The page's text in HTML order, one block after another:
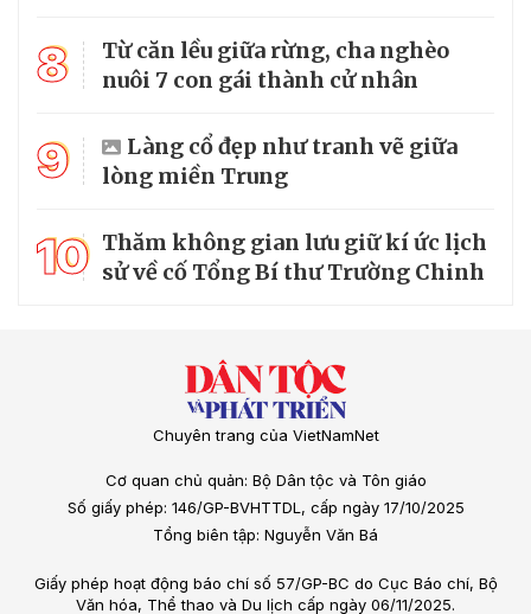
8
Từ căn lều giữa rừng, cha nghèo
nuôi 7 con gái thành cử nhân
9
Làng cổ đẹp như tranh vẽ giữa
lòng miền Trung
10 Thăm không gian lưu giữ kí ức lịch
sử về cố Tổng Bí thư Trường Chinh
Chuyên trang của VietNamNet
Cơ quan chủ quản: Bộ Dân tộc và Tôn giáo
Số giấy phép: 146/GP-BVHTTDL, cấp ngày 17/10/2025
Tổng biên tập: Nguyễn Văn Bá
Giấy phép hoạt động báo chí số 57/GP-BC do Cục Báo chí, Bộ
Văn hóa, Thể thao và Du lịch cấp ngày 06/11/2025.